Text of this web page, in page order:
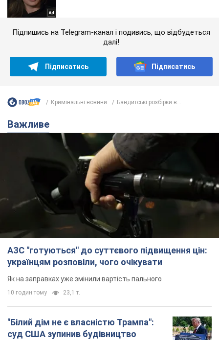
Підпишись на Telegram-канал і подивись, що відбудеться
далі!
Підписатись Підписатись
Кримінальні новини Бандитські розбірки в...
Важливе
АЗС "готуються" до суттєвого підвищення цін:
українцям розповіли, чого очікувати
Як на заправках уже змінили вартість пального
10 годин тому 23,1 т.
"Білий дім не є власністю Трампа":
суд США зупинив будівництво